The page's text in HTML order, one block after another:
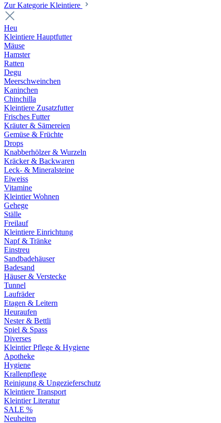
Zur Kategorie Kleintiere
Heu
Kleintiere Hauptfutter
Mäuse
Hamster
Ratten
Degu
Meerschweinchen
Kaninchen
Chinchilla
Kleintiere Zusatzfutter
Frisches Futter
Kräuter & Sämereien
Gemüse & Früchte
Drops
Knabberhölzer & Wurzeln
Kräcker & Backwaren
Leck- & Mineralsteine
Eiweiss
Vitamine
Kleintier Wohnen
Gehege
Ställe
Freilauf
Kleintiere Einrichtung
Napf & Tränke
Einstreu
Sandbadehäuser
Badesand
Häuser & Verstecke
Tunnel
Laufräder
Etagen & Leitern
Heuraufen
Nester & Bettli
Spiel & Spass
Diverses
Kleintier Pflege & Hygiene
Apotheke
Hygiene
Krallenpflege
Reinigung & Ungezieferschutz
Kleintiere Transport
Kleintier Literatur
SALE %
Neuheiten